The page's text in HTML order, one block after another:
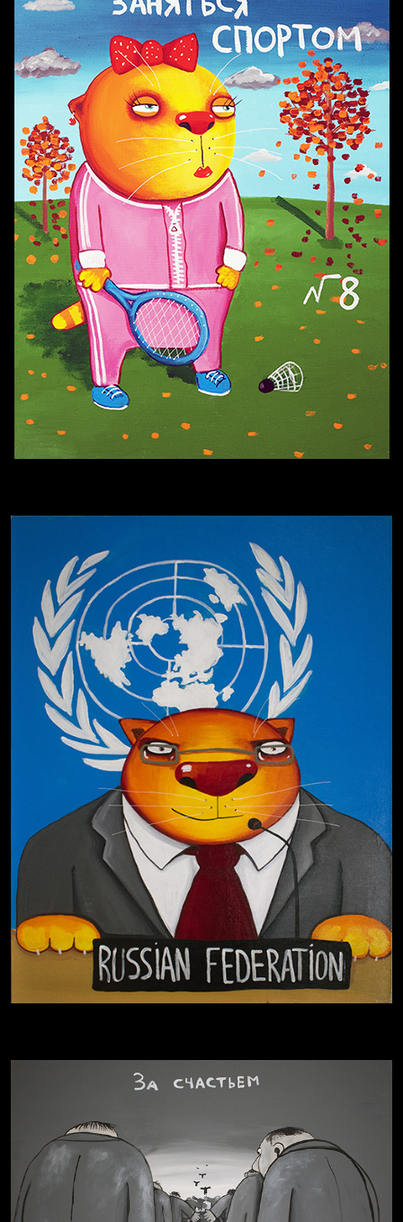
Попытка заняться спортом №3
Попытка заняться спортом №8
Смотри, как все похорошело
Давайте тешить себя иллюзиями